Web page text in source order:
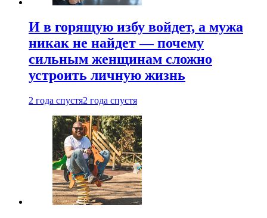
И в горящую избу войдет, а мужа
никак не найдет — почему
сильным женщинам сложно
устроить личную жизнь
2 года спустя2 года спустя